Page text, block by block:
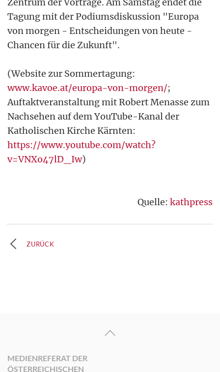
Tagung mit der Podiumsdiskussion "Europa
von morgen - Entscheidungen von heute -
Chancen für die Zukunft".
(Website zur Sommertagung:
www.kavoe.at/europa-von-morgen/;
Auftaktveranstaltung mit Robert Menasse zum
Nachsehen auf dem YouTube-Kanal der
Katholischen Kirche Kärnten:
https://www.youtube.com/watch?
v=VNXo47lD_Iw)
Quelle: kathpress
ZURÜCK
MEDIENREFERAT DER
ÖSTERREICHISCHEN